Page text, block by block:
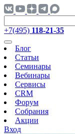
+7(495) 118-21-35
Блог
Статьи
Семинары
Вебинары
Сервисы
CRM
Форум
Собрания
Акции
Вход